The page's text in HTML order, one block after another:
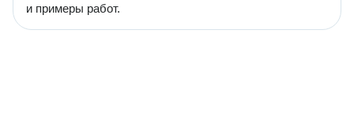
и примеры работ.